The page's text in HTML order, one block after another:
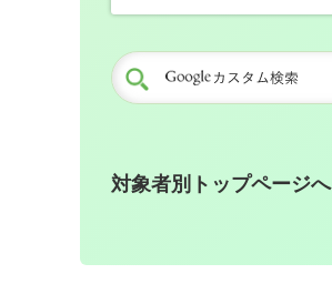
対象者別トップページへ